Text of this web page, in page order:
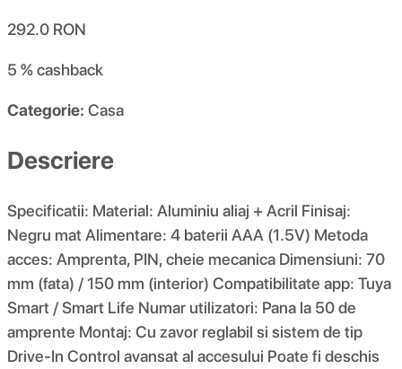
292.0 RON
5 %cashback
Categorie: Casa
Descriere
Specificatii: Material: Aluminiu aliaj + Acril Finisaj:
Negru mat Alimentare: 4 baterii AAA (1.5V) Metoda
acces: Amprenta, PIN, cheie mecanica Dimensiuni: 70
mm (fata) / 150 mm (interior) Compatibilitate app: Tuya
Smart / Smart Life Numar utilizatori: Pana la 50 de
amprente Montaj: Cu zavor reglabil si sistem de tip
Drive-In Control avansat al accesului Poate fi deschis